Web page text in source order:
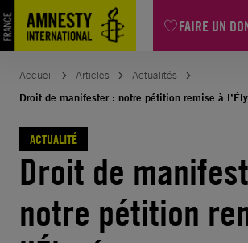
FAIRE UN
Aller
au
contenu
Accueil Articles
Actualités
Droit de manifester : notre pétition remise à
ACTUALITÉ
Droit de
notre pétition